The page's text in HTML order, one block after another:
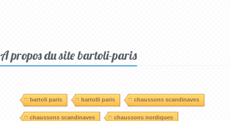
A propos du site bartoli-paris
bartoli paris bartolli paris chaussons scandinaves
chaussons scandinaves chaussons nordiques